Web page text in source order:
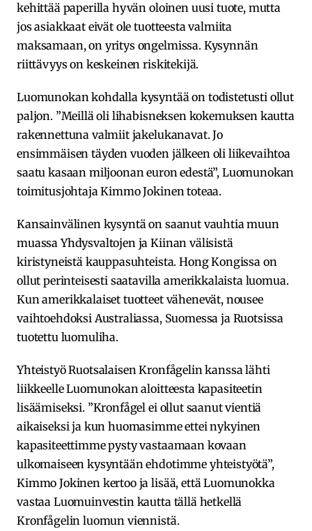
kehittää paperilla hyvän oloinen uusi tuote, mutta
jos asiakkaat eivät ole tuotteesta valmiita
maksamaan, on yritys ongelmissa. Kysynnän
riittävyys on keskeinen riskitekijä.
Luomunokan kohdalla kysyntää on todistetusti ollut
paljon. ”Meillä oli lihabisneksen kokemuksen kautta
rakennettuna valmiit jakelukanavat. Jo
ensimmäisen täyden vuoden jälkeen oli liikevaihtoa
saatu kasaan miljoonan euron edestä”, Luomunokan
toimitusjohtaja Kimmo Jokinen toteaa.
Kansainvälinen kysyntä on saanut vauhtia muun
muassa Yhdysvaltojen ja Kiinan välisistä
kiristyneistä kauppasuhteista. Hong Kongissa on
ollut perinteisesti saatavilla amerikkalaista luomua.
Kun amerikkalaiset tuotteet vähenevät, nousee
vaihtoehdoksi Australiassa, Suomessa ja Ruotsissa
tuotettu luomuliha.
Yhteistyö Ruotsalaisen Kronfågelin kanssa lähti
liikkeelle Luomunokan aloitteesta kapasiteetin
lisäämiseksi. ”Kronfågel ei ollut saanut vientiä
aikaiseksi ja kun huomasimme ettei nykyinen
kapasiteettimme pysty vastaamaan kovaan
ulkomaiseen kysyntään ehdotimme yhteistyötä”,
Kimmo Jokinen kertoo ja lisää, että Luomunokka
vastaa Luomuinvestin kautta tällä hetkellä
Kronfågelin luomun viennistä.